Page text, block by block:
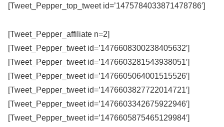
[Tweet_Pepper_top_tweet id=’1475784033871478786′]
[Tweet_Pepper_affiliate n=2]
[Tweet_Pepper_tweet id=’1476608300238405632′]
[Tweet_Pepper_tweet id=’1476603281543938051′]
[Tweet_Pepper_tweet id=’1476605064001515526′]
[Tweet_Pepper_tweet id=’1476603827722014721′]
[Tweet_Pepper_tweet id=’1476603342675922946′]
[Tweet_Pepper_tweet id=’1476605875465129984′]